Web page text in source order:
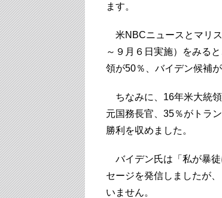
ます。
米NBCニュースとマリ
～９月６日実施）をみる
領が50％、バイデン候補
ちなみに、16年米大統
元国務長官、35％がトラ
勝利を収めました。
バイデン氏は「私が暴徒
セージを発信しましたが
いません。